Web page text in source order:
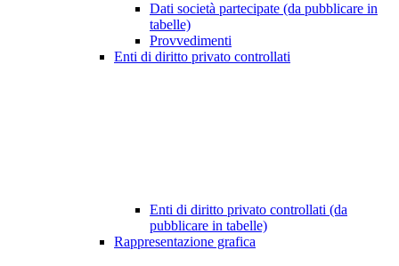
Dati società partecipate (da pubblicare in
tabelle)
Provvedimenti
Enti di diritto privato controllati
Enti di diritto privato controllati (da
pubblicare in tabelle)
Rappresentazione grafica